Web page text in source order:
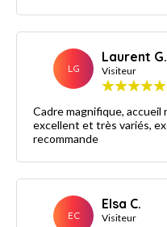
LG
Laurent G.
Visiteur
Cadre magnifique, accueil respectueux et agréable, brunch
excellent et très variés, excellent rapport qualité prix. Je
recommande
EC
Elsa C.
Visiteur